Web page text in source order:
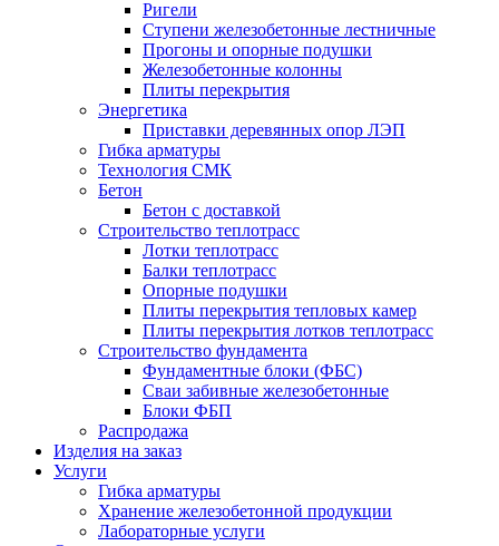
Ригели
Ступени железобетонные лестничные
Прогоны и опорные подушки
Железобетонные колонны
Плиты перекрытия
Энергетика
Приставки деревянных опор ЛЭП
Гибка арматуры
Технология СМК
Бетон
Бетон с доставкой
Строительство теплотрасс
Лотки теплотрасс
Балки теплотрасс
Опорные подушки
Плиты перекрытия тепловых камер
Плиты перекрытия лотков теплотрасс
Строительство фундамента
Фундаментные блоки (ФБС)
Сваи забивные железобетонные
Блоки ФБП
Распродажа
Изделия на заказ
Услуги
Гибка арматуры
Хранение железобетонной продукции
Лабораторные услуги